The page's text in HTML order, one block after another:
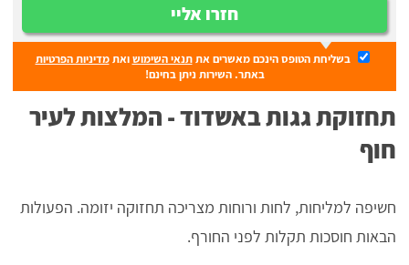
חזרו אליי
בשליחת הטופס הינכם מאשרים אתתנאי השימושואתמדיניות הפרטיות
באתר. השירות ניתן בחינם!
תחזוקת גגות באשדוד - המלצות לעיר
חוף
חשיפה למליחות, לחות ורוחות מצריכה תחזוקה יזומה. הפעולות
הבאות חוסכות תקלות לפני החורף.